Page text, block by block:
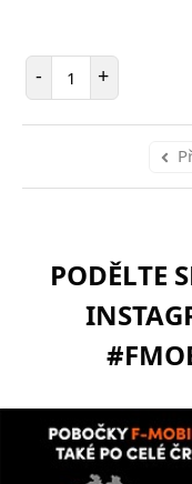
- Počet položek
+
PODĚLTE